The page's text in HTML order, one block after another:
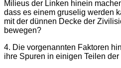
Milieus der Linken hinein
dass es einem gruselig werden
mit der dünnen Decke der
bewegen?
4. Die vorgenannten Faktoren
ihre Spuren in einigen Teilen